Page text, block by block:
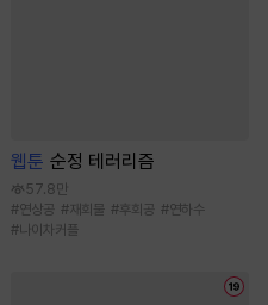
웹툰 순정 테러리즘
57.8만
#연상공 #재회물 #후회공 #연하수
#나이차커플